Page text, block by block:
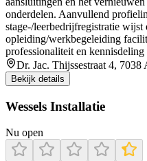
onderdelen. Aanvullend
stage-/leerbedrijfregistratie
opleiding/werkbegeleiding
professionaliteit en
Dr. Jac. Thijssestraat 4,
Bekijk details
Wessels Installatie
Nu open